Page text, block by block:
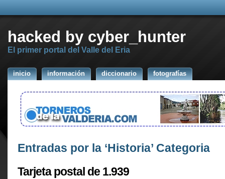
hacked by cyber_hunter
El primer portal del Valle del Eria
inicio información diccionario fotografías
Entradas por la ‘Historia’ Categoria
Tarjeta postal de 1.939